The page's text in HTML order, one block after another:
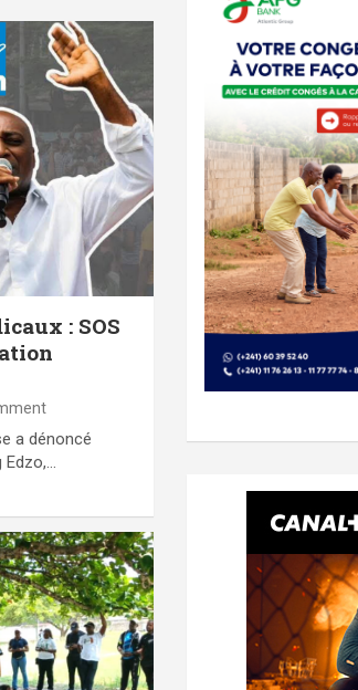
: SOS
a dénoncé
Edzo,…